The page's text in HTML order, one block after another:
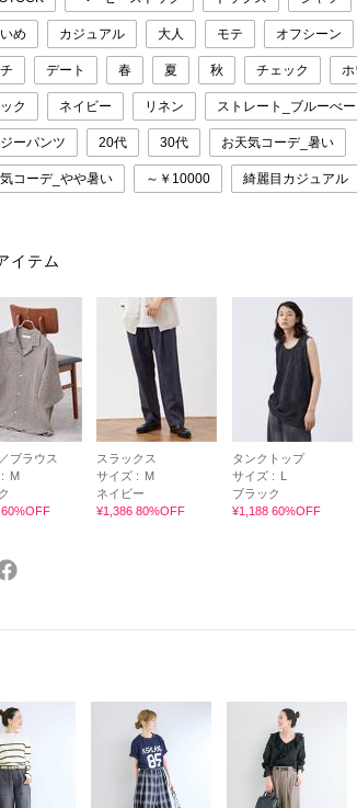
め カジュアル 大人 モテ オフシーン
デート 春 夏 秋 チェック ホ
ク ネイビー リネン ストレート_ブルーべ
ーパンツ 20代 30代 お天気コーデ_暑い
コーデ_やや暑い ～￥10000 綺麗目カジュアル
イテム
ブラウス
M
スラックス
サイズ : M
ネイビー
¥1,386 80%OFF
タンクトップ
サイズ : L
ブラック
¥1,188 60%OFF